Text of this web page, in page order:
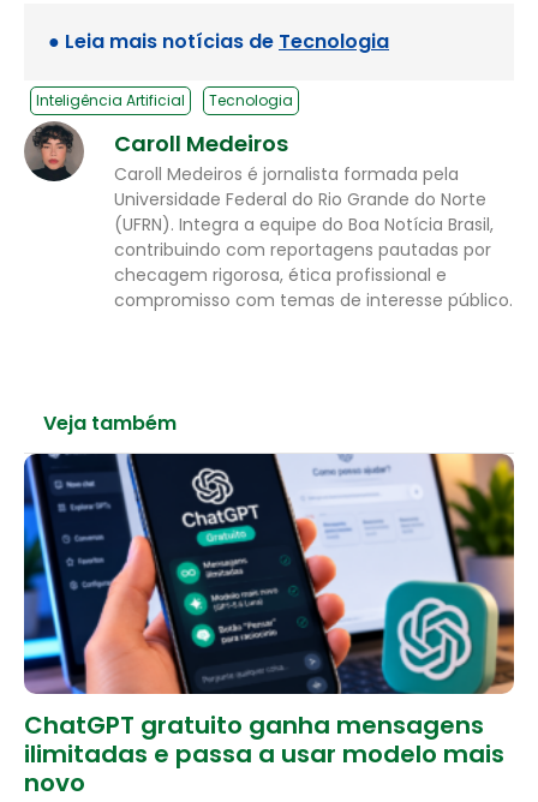
● Leia mais notícias de Tecnologia
Inteligência Artificial Tecnologia
Caroll Medeiros
Caroll Medeiros é jornalista formada pela
Universidade Federal do Rio Grande do Norte
(UFRN). Integra a equipe do Boa Notícia Brasil,
contribuindo com reportagens pautadas por
checagem rigorosa, ética profissional e
compromisso com temas de interesse público.
Veja também
ChatGPT gratuito ganha mensagens
ilimitadas e passa a usar modelo mais
novo